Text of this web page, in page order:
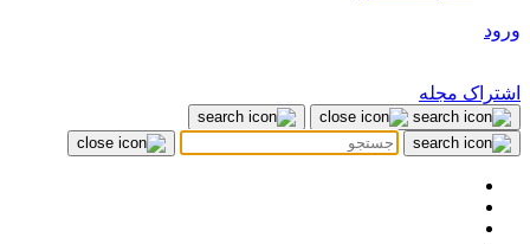
ورود
اشتراک مجله